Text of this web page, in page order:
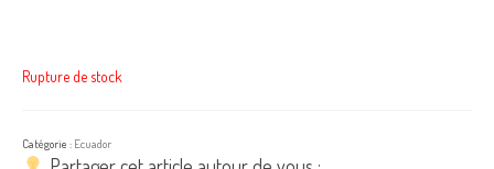
Rupture de stock
Catégorie : Ecuador